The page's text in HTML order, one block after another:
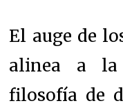
El auge de
alinea a la
filosofía de